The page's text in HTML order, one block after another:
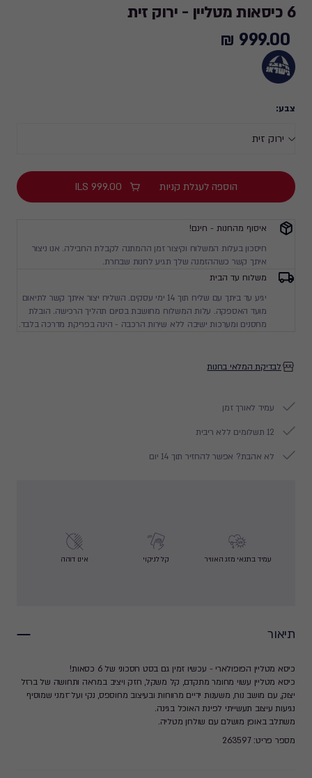
6 כיסאות מטליין - ירוק זית
999.00
₪
999.00 ₪
צבע:
הוספה לעגלת קניות ILS 999.00
איסוף מהחנות - חינם!
חיסכון בעלות המשלוח וקיצור זמן ההמתנה לקבלת החבילה. אנו ניצור
איתך קשר כשההזמנה שלך תגיע לחנות שבחרת.
משלוח עד הבית
יגיע עד ביתך עם שליח תוך 14 ימי עסקים. השליח יצור איתך קשר לתיאום
מועד האספקה. עלות המשלוח מחושבת בסיום תהליך הרכישה. הובלת
מחסנים ומערכות ישיבה ללא שירות הרכבה - הינה בפריקת מדרכה בלבד.
לבדיקת המלאי בחנות
עמיד לאורך זמן
12 תשלומים ללא ריבית
לא אהבת? אפשר להחזיר תוך 14 יום
עמיד בתנאי מזג האוויר קל לניקוי אינו דוהה
תיאור
כיסא מטליין הפופולארי - עכשיו זמין גם בסט חסכוני של 6 כסאות!
כיסא מטליין עשוי מחומר מתקדם, קל משקל, חזק ויציב במראה ותחושה של ברזל
יצוק, עם מושב נוח, משענות ידיים מרווחות ובעיצוב מחוספס, נקי ועל־זמני שמוסיף
נגיעות עיצוב תעשייתי לפינת האוכל בגינה.
משתלב באופן מושלם עם שולחן מטליה.
מספר פריט: 263597